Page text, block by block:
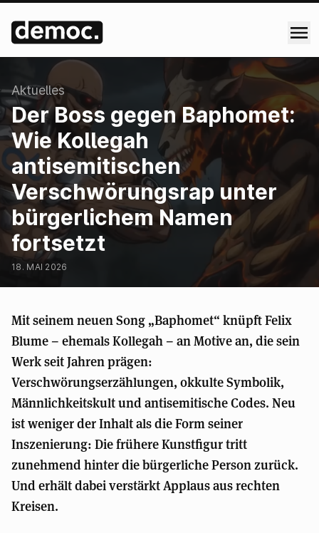
Aktuelles:
Der Boss gegen Baphomet:
Wie Kollegah
antisemitischen
Verschwörungsrap unter
bürgerlichem Namen
fortsetzt
18. MAI 2026
Mit seinem neuen Song „Baphomet“ knüpft Felix
Blume – ehemals Kollegah – an Motive an, die sein
Werk seit Jahren prägen:
Verschwörungserzählungen, okkulte Symbolik,
Männlichkeitskult und antisemitische Codes. Neu
ist weniger der Inhalt als die Form seiner
Inszenierung: Die frühere Kunstfigur tritt
zunehmend hinter die bürgerliche Person zurück.
Und erhält dabei verstärkt Applaus aus rechten
Kreisen.